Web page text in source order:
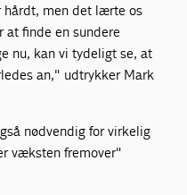
hårdt, men det lærte os
at finde en sundere
nu, kan vi tydeligt se, at
an," udtrykker Mark
nødvendig for virkelig
væksten fremover"